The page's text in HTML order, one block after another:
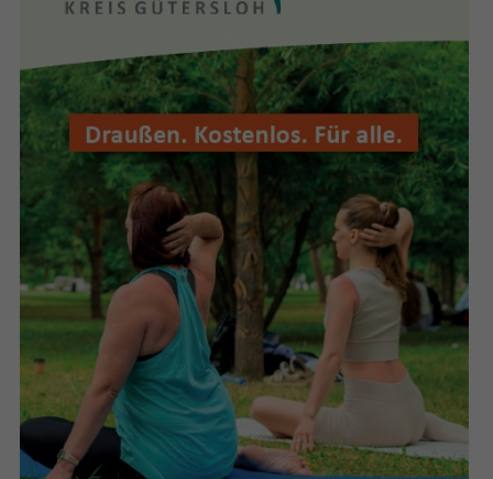
Laufzeit 2 Jahre
Zweck
Wird verwendet, um den Sitzungsstatus
zu erhalten.